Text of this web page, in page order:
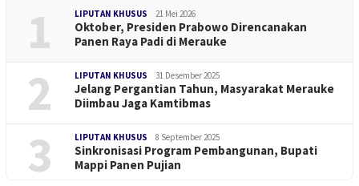
1 LIPUTAN KHUSUS 21 Mei 2026
Oktober, Presiden Prabowo Direncanakan
Panen Raya Padi di Merauke
2 LIPUTAN KHUSUS 31 Desember 2025
Jelang Pergantian Tahun, Masyarakat Merauke
Diimbau Jaga Kamtibmas
3 LIPUTAN KHUSUS 8 September 2025
Sinkronisasi Program Pembangunan, Bupati
Mappi Panen Pujian